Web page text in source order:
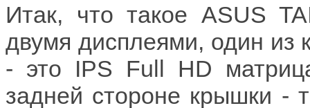
Итак, что такое ASUS
двумя дисплеями, один из
- это IPS Full HD
задней стороне крышки -